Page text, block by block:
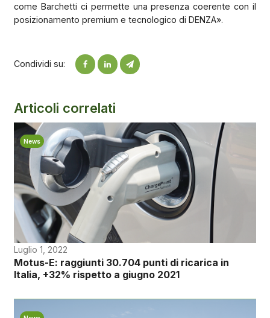
come Barchetti ci permette una presenza coerente con il
posizionamento premium e tecnologico di DENZA».
Condividi su:
Articoli correlati
News
Luglio 1, 2022
Motus-E: raggiunti 30.704 punti di ricarica in
Italia, +32% rispetto a giugno 2021